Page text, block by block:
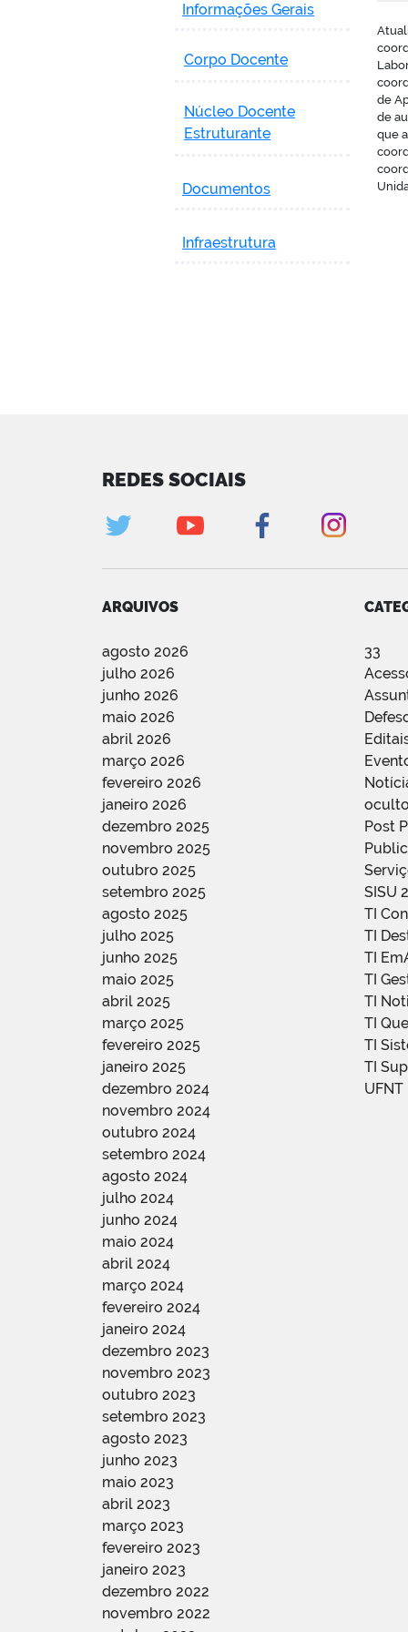
Informações Gerais
Corpo Docente
Núcleo Docente
Estruturante
Documentos
Infraestrutura
de
de
que
REDES SOCIAIS
ARQUIVOS
agosto 2026
julho 2026
junho 2026
maio 2026
abril 2026
março 2026
fevereiro 2026
janeiro 2026
dezembro 2025
novembro 2025
outubro 2025
setembro 2025
agosto 2025
julho 2025
junho 2025
maio 2025
abril 2025
março 2025
fevereiro 2025
janeiro 2025
dezembro 2024
novembro 2024
outubro 2024
setembro 2024
agosto 2024
julho 2024
junho 2024
maio 2024
abril 2024
março 2024
fevereiro 2024
janeiro 2024
dezembro 2023
novembro 2023
outubro 2023
setembro 2023
agosto 2023
junho 2023
maio 2023
abril 2023
março 2023
fevereiro 2023
janeiro 2023
dezembro 2022
novembro 2022
33
Post
SISU
TI
TI
TI
TI
TI
TI
TI
TI
UFNT